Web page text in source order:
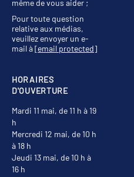
HORAIRES
D'OUVERTURE
Mardi 11 mai, de 11 h à 19
h
Mercredi 12 mai, de 10 h
à 18 h
Jeudi 13 mai, de 10 h à
16 h
même de vous aider ;
Pour toute question
relative aux médias,
veuillez envoyer un e-
mail à[email protected]